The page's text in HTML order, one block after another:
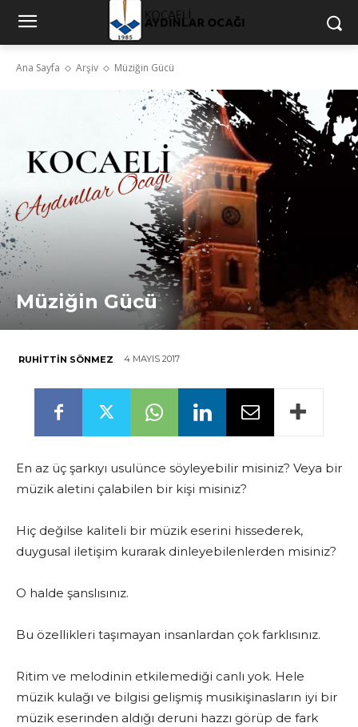
Ana Sayfa Arşiv Müziğin Gücü
Müziğin Gücü
RUHITTIN SÖNMEZ 4 MAYIS 2017
En az üç şarkıyı usulünce söyleyebilir misiniz? Veya bir
müzik aletini çalabilen bir kişi misiniz?
Hiç değilse kaliteli bir müzik eserini hissederek,
duygusal iletişim kurarak dinleyebilenlerden misiniz?
O halde şanslısınız.
Bu özellikleri taşımayan insanlardan çok farklısınız.
Ritim ve melodinin etkilemediği canlı yok. Hele
müzik kulağı ve bilgisi gelişmiş musikişinasların iyi bir
müzik eserinden aldığı deruni hazzı görüp de fark